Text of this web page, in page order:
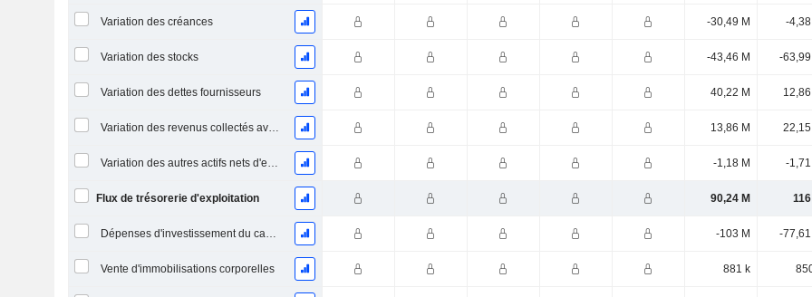
Variation des créances -30,49 M -4,38
Variation des stocks -43,46 M -63,99
Variation des dettes fournisseurs 40,22 M 12,86
Variation des revenus collectés avant livraison 13,86 M 22,15
Variation des autres actifs nets d'exploitation -1,18 M -1,71
Flux de trésorerie d'exploitation 90,24 M 116
Dépenses d'investissement du capital (CAPEX) -103 M -77,61
Vente d'immobilisations corporelles 881 k